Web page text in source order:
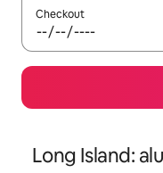
Checkout
Long Island: